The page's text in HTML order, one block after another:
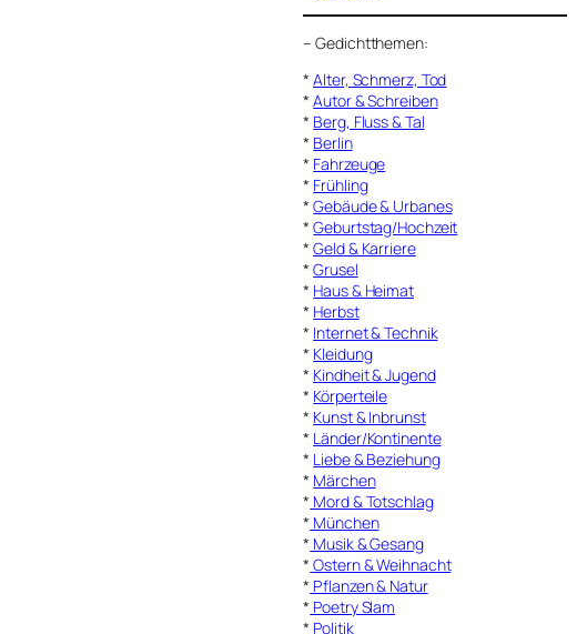
–Gedichtthemen:
*Alter, Schmerz, Tod
*Autor & Schreiben
* Berg, Fluss & Tal
* Berlin
* Fahrzeuge
* Frühling
*Gebäude & Urbanes
*Geburtstag/Hochzeit
*Geld & Karriere
*Grusel
* Haus & Heimat
* Herbst
* Internet & Technik
* Kleidung
* Kindheit & Jugend
* Körperteile
* Kunst & Inbrunst
* Länder/Kontinente
* Liebe & Beziehung
* Märchen
* Mord & Totschlag
* München
* Musik & Gesang
* Ostern & Weihnacht
* Pflanzen & Natur
* Poetry Slam
* Politik